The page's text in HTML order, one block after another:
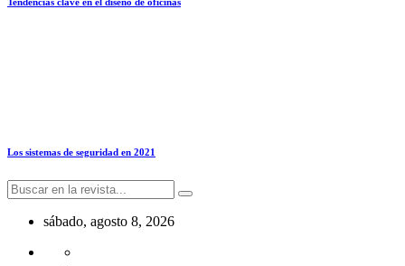
Los sistemas de seguridad en 2021
sábado, agosto 8, 2026